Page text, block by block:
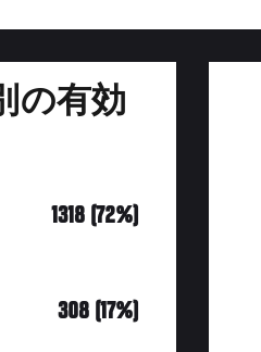
の有効
1318 (72%)
308 (17%)